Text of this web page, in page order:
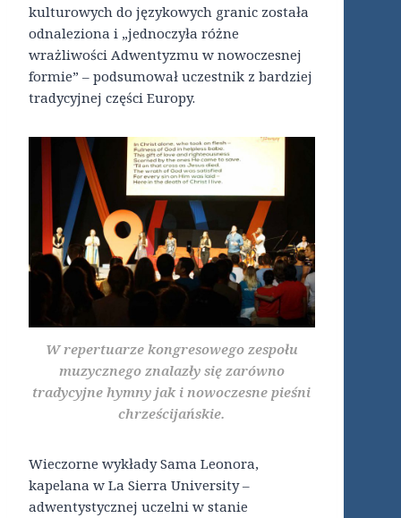
kulturowych do językowych granic została
odnaleziona i „jednoczyła różne
wrażliwości Adwentyzmu w nowoczesnej
formie” – podsumował uczestnik z bardziej
tradycyjnej części Europy.
W repertuarze kongresowego zespołu
muzycznego znalazły się zarówno
tradycyjne hymny jak i nowoczesne pieśni
chrześcijańskie.
Wieczorne wykłady Sama Leonora,
kapelana w La Sierra University –
adwentystycznej uczelni w stanie